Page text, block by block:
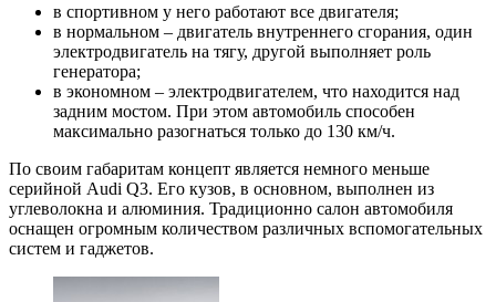
в спортивном у него работают все двигателя;
в нормальном – двигатель внутреннего сгорания, один
электродвигатель на тягу, другой выполняет роль
генератора;
в экономном – электродвигателем, что находится над
задним мостом. При этом автомобиль способен
максимально разогнаться только до 130 км/ч.
По своим габаритам концепт является немного меньше
серийной Audi Q3. Его кузов, в основном, выполнен из
углеволокна и алюминия. Традиционно салон автомобиля
оснащен огромным количеством различных вспомогательных
систем и гаджетов.